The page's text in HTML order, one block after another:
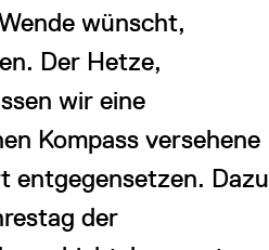
wünscht,
Der Hetze,
wir eine
Kompass versehene
entgegensetzen. Dazu
der